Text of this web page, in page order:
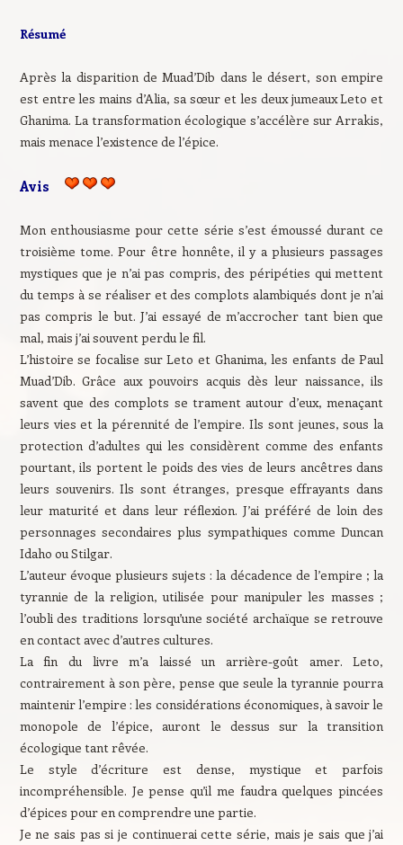
Résumé
Après la disparition de Muad’Dib dans le désert, son empire
est entre les mains d’Alia, sa sœur et les deux jumeaux Leto et
Ghanima. La transformation écologique s’accélère sur Arrakis,
mais menace l’existence de l’épice.
Avis
Mon enthousiasme pour cette série s’est émoussé durant ce
troisième tome. Pour être honnête, il y a plusieurs passages
mystiques que je n’ai pas compris, des péripéties qui mettent
du temps à se réaliser et des complots alambiqués dont je n’ai
pas compris le but. J’ai essayé de m’accrocher tant bien que
mal, mais j’ai souvent perdu le fil.
L’histoire se focalise sur Leto et Ghanima, les enfants de Paul
Muad’Dib. Grâce aux pouvoirs acquis dès leur naissance, ils
savent que des complots se trament autour d’eux, menaçant
leurs vies et la pérennité de l’empire. Ils sont jeunes, sous la
protection d’adultes qui les considèrent comme des enfants
pourtant, ils portent le poids des vies de leurs ancêtres dans
leurs souvenirs. Ils sont étranges, presque effrayants dans
leur maturité et dans leur réflexion. J’ai préféré de loin des
personnages secondaires plus sympathiques comme Duncan
Idaho ou Stilgar.
L’auteur évoque plusieurs sujets : la décadence de l’empire ; la
tyrannie de la religion, utilisée pour manipuler les masses ;
l’oubli des traditions lorsqu’une société archaïque se retrouve
en contact avec d’autres cultures.
La fin du livre m’a laissé un arrière-goût amer. Leto,
contrairement à son père, pense que seule la tyrannie pourra
maintenir l’empire : les considérations économiques, à savoir le
monopole de l’épice, auront le dessus sur la transition
écologique tant rêvée.
Le style d’écriture est dense, mystique et parfois
incompréhensible. Je pense qu’il me faudra quelques pincées
d’épices pour en comprendre une partie.
Je ne sais pas si je continuerai cette série, mais je sais que j’ai